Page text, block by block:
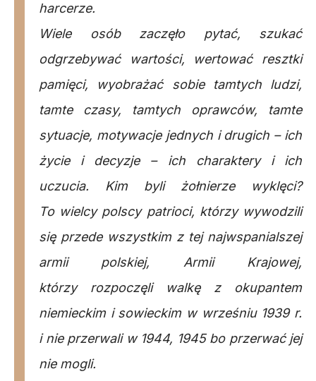
harcerze.
Wiele osób zaczęło pytać, szukać
odgrzebywać wartości, wertować resztki
pamięci, wyobrażać sobie tamtych ludzi,
tamte czasy, tamtych oprawców, tamte
sytuacje, motywacje jednych i drugich – ich
życie i decyzje – ich charaktery i ich
uczucia. Kim byli żołnierze wyklęci?
To wielcy polscy patrioci, którzy wywodzili
się przede wszystkim z tej najwspanialszej
armii polskiej, Armii Krajowej,
którzy rozpoczęli walkę z okupantem
niemieckim i sowieckim w wrześniu 1939 r.
i nie przerwali w 1944, 1945 bo przerwać jej
nie mogli.